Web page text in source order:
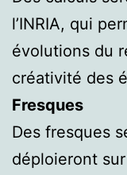
l’INRIA, qui
évolutions du
créativité des
Fresques
Des fresques
déploieront